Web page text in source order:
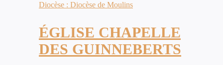
Diocèse : Diocèse de Moulins
ÉGLISE CHAPELLE
DES GUINNEBERTS